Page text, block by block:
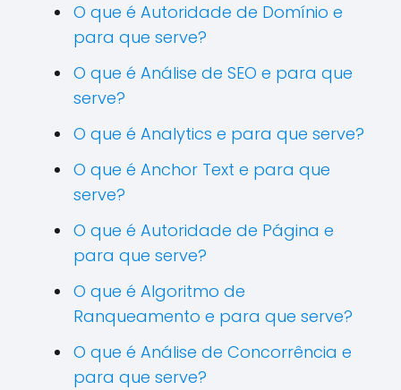
O que é Autoridade de Domínio e
para que serve?
O que é Análise de SEO e para que
serve?
O que é Analytics e para que serve?
O que é Anchor Text e para que
serve?
O que é Autoridade de Página e
para que serve?
O que é Algoritmo de
Ranqueamento e para que serve?
O que é Análise de Concorrência e
para que serve?